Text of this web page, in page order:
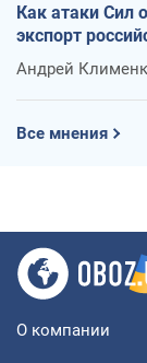
Как атаки Сил
экспорт
Андрей
Все мнения
О компании